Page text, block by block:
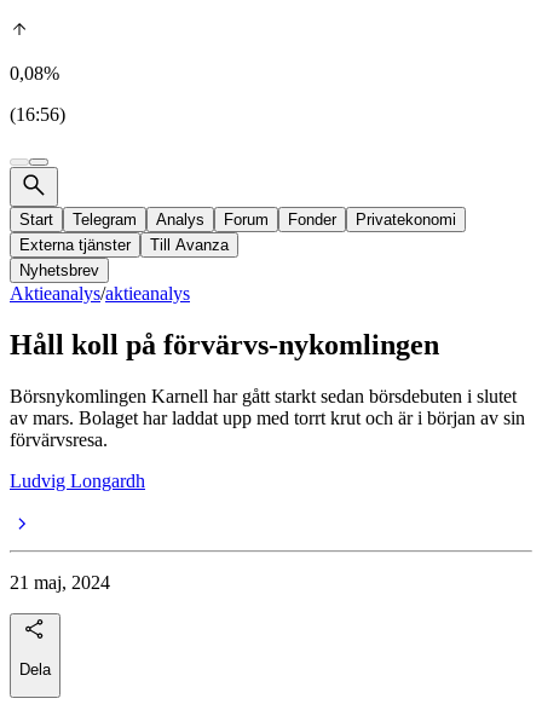
0,08%
(16:56)
Start Telegram Analys Forum Fonder
Privatekonomi
Externa tjänster
Till Avanza
Nyhetsbrev
Aktieanalys/aktieanalys
Håll koll på förvärvs-nykomlingen
Börsnykomlingen Karnell har gått starkt sedan börsdebuten i slutet
av mars. Bolaget har laddat upp med torrt krut och är i början av sin
förvärvsresa.
Ludvig Longardh
21 maj, 2024
Dela